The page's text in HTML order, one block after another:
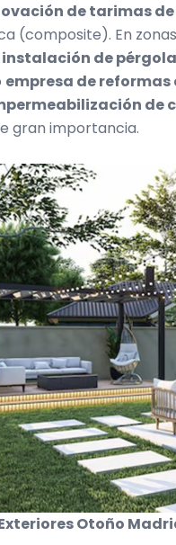
de tarimas
(composite). En
instalación de
empresa de
de
gran importancia.
Otoño